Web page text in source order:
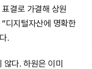
결로 가결해 상원
디지털자산에 명확한
.
다. 하원은 이미